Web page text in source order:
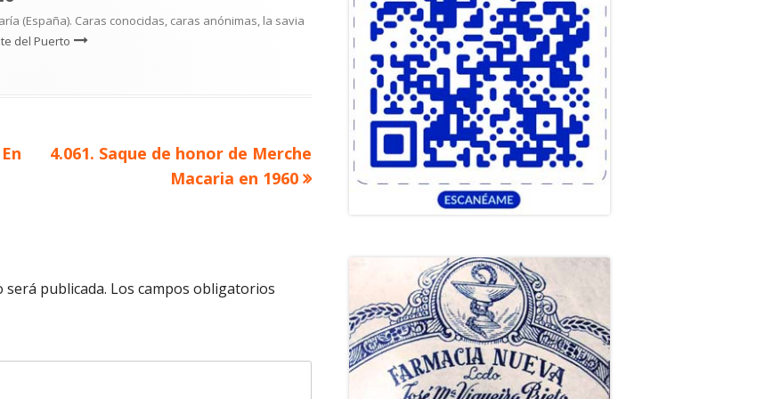
(España). Caras conocidas, caras anónimas, la savia
del Puerto
Artículo
4.061. Saque de honor de Merche
Macaria en 1960
publicada. Los campos obligatorios